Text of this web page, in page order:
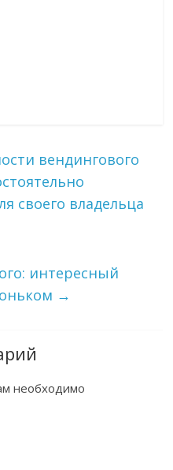
вендингового
своего владельца
интересный
→
необходимо